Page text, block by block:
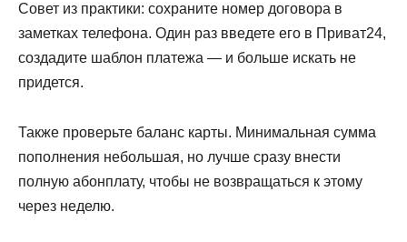
Совет из практики: сохраните номер договора в
заметках телефона. Один раз введете его в Приват24,
создадите шаблон платежа — и больше искать не
придется.
Также проверьте баланс карты. Минимальная сумма
пополнения небольшая, но лучше сразу внести
полную абонплату, чтобы не возвращаться к этому
через неделю.